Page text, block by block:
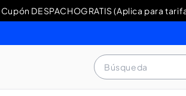
DESPACHOGRATIS (Aplica para
contacto WhatsApp + 56 9 3460 4429 o
Búsqueda